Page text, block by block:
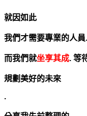
就因如此
我們才需要專業的人
而我們就坐享其成. 等
規劃美好的未來
.